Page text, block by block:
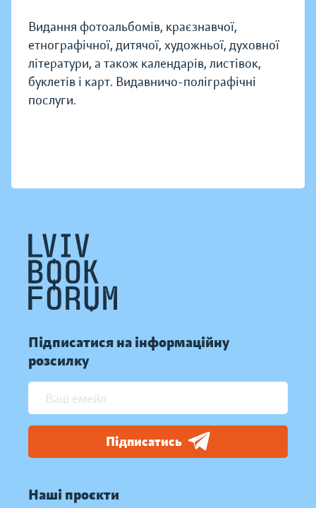
Видання фотоальбомів, краєзнавчої,
етнографічної, дитячої, художньої, духовної
літератури, а також календарів, листівок,
буклетів і карт. Видавничо-поліграфічні
послуги.
Підписатися на інформаційну
розсилку
Підписатись
Наші проєкти